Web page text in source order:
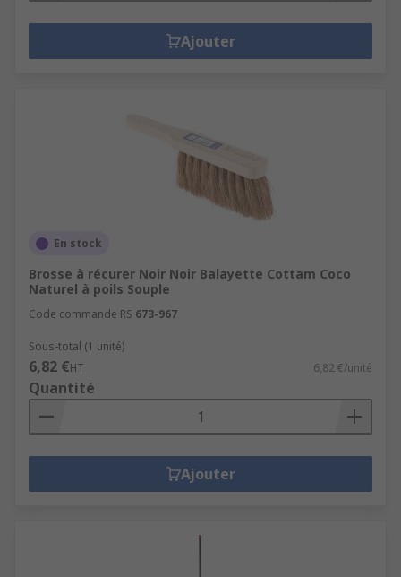
Ajouter
En stock
Brosse à récurer Noir Noir Balayette Cottam Coco
Naturel à poils Souple
Code commande RS 673-967
Sous-total (1 unité)
6,82 €HT 6,82 €/unité
Quantité
Ajouter